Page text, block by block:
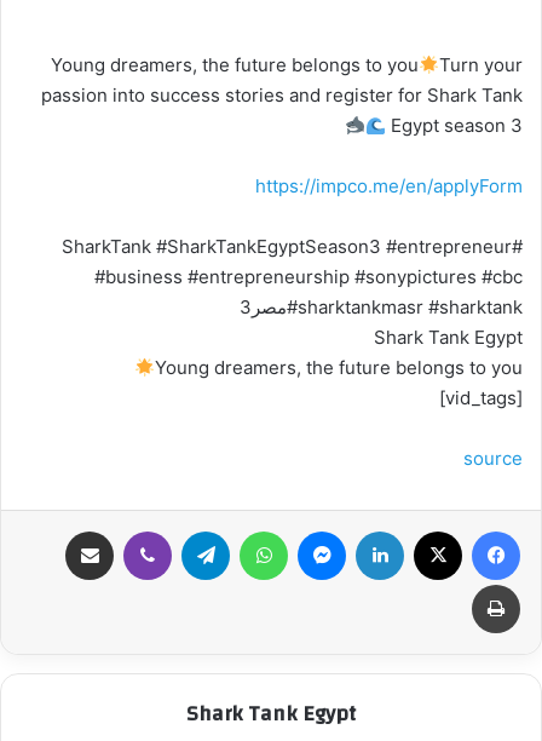
Young dreamers, the future belongs to you
Turn your
passion into success stories and register for Shark Tank
Egypt season 3
https://impco.me/en/applyForm
#SharkTank #SharkTankEgyptSeason3 #entrepreneur
#business #entrepreneurship #sonypictures #cbc
#sharktankmasr #sharktankمصر3
Shark Tank Egypt
Young dreamers, the future belongs to you
[vid_tags]
source
فيسبوك لينكدإن ماسنجر واتساب تيلقرام ڤايبر
طباعة
Shark Tank Egypt